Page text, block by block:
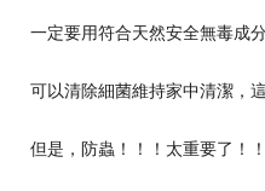
一定要用符合天然安全無毒成
可以清除細菌維持家中清潔，
但是，防蟲！！！太重要了！